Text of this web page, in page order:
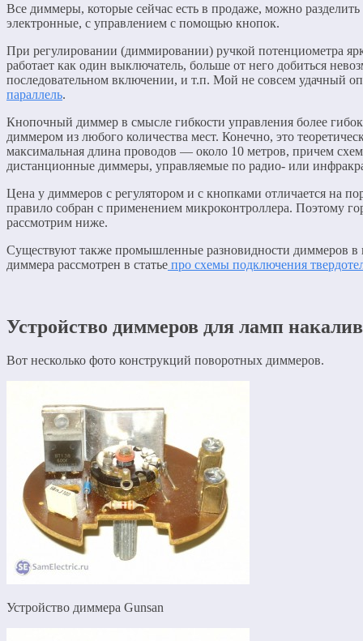
Все диммеры, которые сейчас есть в продаже, можно
электронные, с управлением с помощью кнопок.
При регулировании (диммировании) ручкой потенциометра
работает как один выключатель, больше от него добиться
последовательном включении, и т.п. Мой не совсем удачный
параллель.
Кнопочный диммер в смысле гибкости управления более
диммером из любого количества мест. Конечно, это
максимальная длина проводов — около 10 метров, причем
дистанционные диммеры, управляемые по радио- или
Цена у диммеров с регулятором и с кнопками отличается на
правило собран с применением микроконтроллера. Поэтому
рассмотрим ниже.
Существуют также промышленные разновидности диммеров в
диммера рассмотрен в статье про схемы подключения
Устройство диммеров для ламп
Вот несколько фото конструкций поворотных диммеров.
Устройство диммера Gunsan